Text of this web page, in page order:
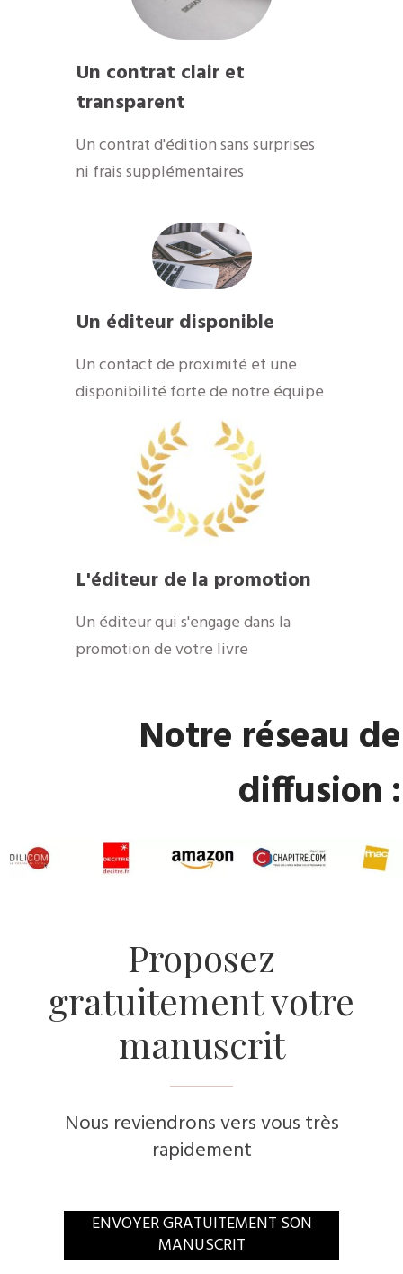
Un contrat clair et
transparent
Un contrat d'édition sans surprises
ni frais supplémentaires
Un éditeur disponible
​Un contact de proximité et une
disponibilité forte de notre équipe
​L'éditeur de la promotion
​Un éditeur qui s'engage dans la
promotion de votre livre
​Notre réseau de
diffusion :
​Proposez
gratuitement votre
manuscrit
Nous reviendrons vers vous très
rapidement
​ENVOYER GRATUITEMENT SON
MANUSCRIT